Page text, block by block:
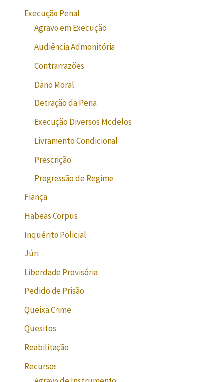
Execução Penal
Agravo em Execução
Audiência Admonitória
Contrarrazões
Dano Moral
Detração da Pena
Execução Diversos Modelos
Livramento Condicional
Prescrição
Progressão de Regime
Fiança
Habeas Corpus
Inquérito Policial
Júri
Liberdade Provisória
Pedido de Prisão
Queixa Crime
Quesitos
Reabilitação
Recursos